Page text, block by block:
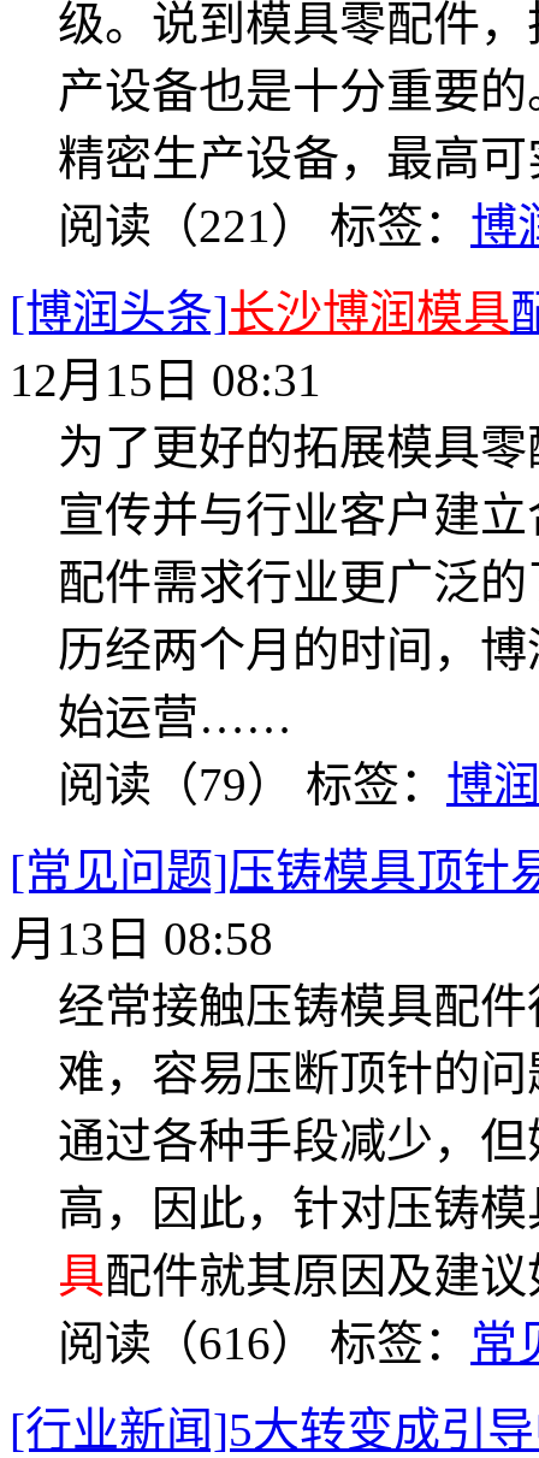
级。说到模具零配件
产设备也是十分重要的
精密生产设备，最高
阅读（221） 标签： 博
[博润头条]长沙博润模具
12月15日 08:31
为了更好的拓展模具
宣传并与行业客户建
配件需求行业更广泛
历经两个月的时间，
始运营……
阅读（79） 标签： 博
[常见问题]压铸模具顶针
月13日 08:58
经常接触压铸模具配
难，容易压断顶针的
通过各种手段减少，
高，因此，针对压铸
具配件就其原因及建
阅读（616） 标签： 常
[行业新闻]5大转变成引